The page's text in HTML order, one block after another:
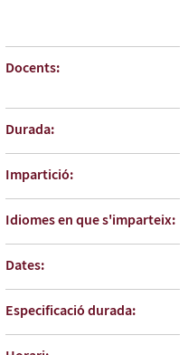
Docents:
Durada:
Impartició:
Idiomes en que s'imparteix:
Dates:
Especificació durada: